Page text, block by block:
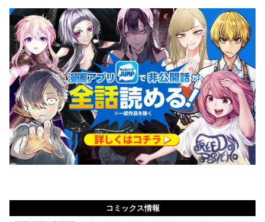
コミックス情報